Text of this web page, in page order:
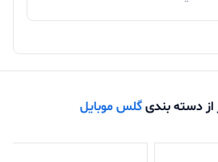
یا تمپرد بالا ، تحمل 2.5 کیلوگرم از فاصله 35 سانتی متری و
,موبایلولوازم صوتیبا پایین
آریا
دسته بندیگلس موبایل